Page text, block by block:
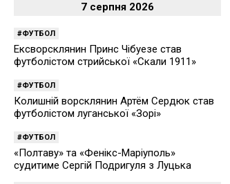
7 серпня 2026
ФУТБОЛ
Ексворсклянин Принс Чібуезе став
футболістом стрийської «Скали 1911»
ФУТБОЛ
Колишній ворсклянин Артём Сердюк став
футболістом луганської «Зорі»
ФУТБОЛ
«Полтаву» та «Фенікс-Маріуполь»
судитиме Сергій Подригуля з Луцька